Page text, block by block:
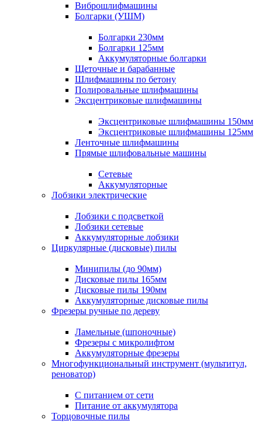
Виброшлифмашины
Болгарки (УШМ)
Болгарки 230мм
Болгарки 125мм
Аккумуляторные болгарки
Щеточные и барабанные
Шлифмашины по бетону
Полировальные шлифмашины
Эксцентриковые шлифмашины
Эксцентриковые шлифмашины 150мм
Эксцентриковые шлифмашины 125мм
Ленточные шлифмашины
Прямые шлифовальные машины
Сетевые
Аккумуляторные
Лобзики электрические
Лобзики с подсветкой
Лобзики сетевые
Аккумуляторные лобзики
Циркулярные (дисковые) пилы
Минипилы (до 90мм)
Дисковые пилы 165мм
Дисковые пилы 190мм
Аккумуляторные дисковые пилы
Фрезеры ручные по дереву
Ламельные (шпоночные)
Фрезеры с микролифтом
Аккумуляторные фрезеры
Многофункциональный инструмент (мультитул,
реноватор)
С питанием от сети
Питание от аккумулятора
Торцовочные пилы